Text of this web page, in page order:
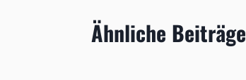
Ähnliche Beiträge